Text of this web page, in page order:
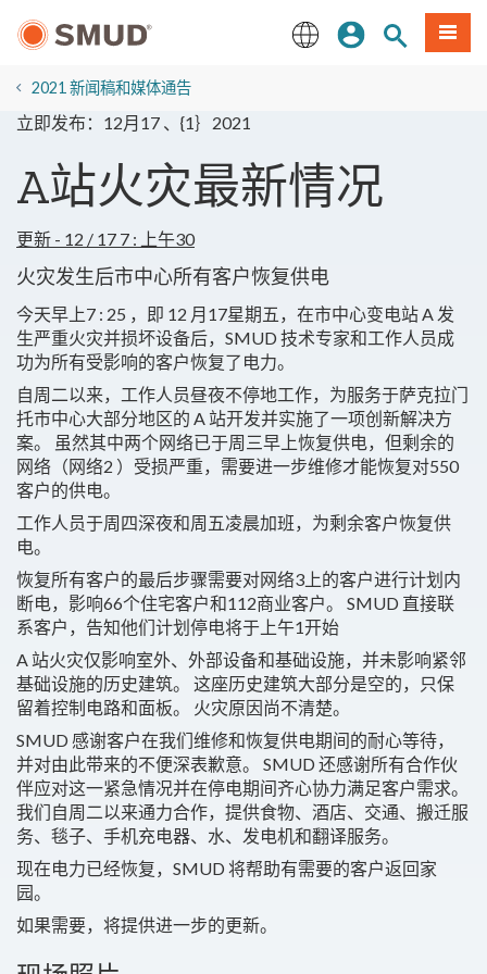
登录网站搜索
項目
2021 新闻稿和媒体通告
立即发布：12月17 、{1｝2021
A站火灾最新情况
更新 - 12 / 17 7 : 上午30
火灾发生后市中心所有客户恢复供电
今天早上7 : 25 ，即 12 月17星期五，在市中心变电站 A 发
生严重火灾并损坏设备后，SMUD 技术专家和工作人员成
功为所有受影响的客户恢复了电力。
自周二以来，工作人员昼夜不停地工作，为服务于萨克拉门
托市中心大部分地区的 A 站开发并实施了一项创新解决方
案。 虽然其中两个网络已于周三早上恢复供电，但剩余的
网络（网络2 ）受损严重，需要进一步维修才能恢复对550
客户的供电。
工作人员于周四深夜和周五凌晨加班，为剩余客户恢复供
电。
恢复所有客户的最后步骤需要对网络3上的客户进行计划内
断电，影响66个住宅客户和112商业客户。 SMUD 直接联
系客户，告知他们计划停电将于上午1开始
A 站火灾仅影响室外、外部设备和基础设施，并未影响紧邻
基础设施的历史建筑。 这座历史建筑大部分是空的，只保
留着控制电路和面板。 火灾原因尚不清楚。
SMUD 感谢客户在我们维修和恢复供电期间的耐心等待，
并对由此带来的不便深表歉意。 SMUD 还感谢所有合作伙
伴应对这一紧急情况并在停电期间齐心协力满足客户需求。
我们自周二以来通力合作，提供食物、酒店、交通、搬迁服
务、毯子、手机充电器、水、发电机和翻译服务。
现在电力已经恢复，SMUD 将帮助有需要的客户返回家
园。
如果需要，将提供进一步的更新。